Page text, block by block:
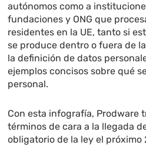
autónomos como a
fundaciones y ONG que
residentes en la UE, tanto si
se produce dentro o fuera de
la definición de datos
ejemplos concisos sobre qué
personal.
Con esta infografía, Prodware
términos de cara a la llegada
obligatorio de la ley el próximo